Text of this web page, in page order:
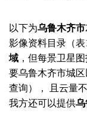
以下为乌鲁木齐市
影像资料目录（
域 ，但每景卫星
要乌鲁木齐市城
查询）， 且云量
我方还可以提供乌